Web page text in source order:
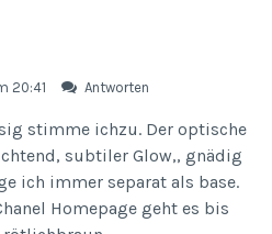
20:41 Antworten
stimme ichzu. Der optische
subtiler Glow,, gnädig
ich immer separat als base.
Homepage geht es bis